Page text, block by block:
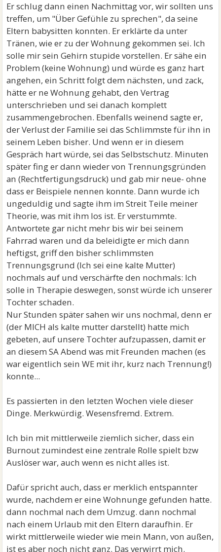
Er schlug dann einen Nachmittag vor, wir sollten uns
treffen, um "Über Gefühle zu sprechen", da seine
Eltern babysitten konnten. Er erklärte da unter
Tränen, wie er zu der Wohnung gekommen sei. Ich
solle mir sein Gehirn stupide vorstellen. Er sähe ein
Problem (keine Wohnung) und würde es ganz hart
angehen, ein Schritt folgt dem nächsten, und zack,
hätte er ne Wohnung gehabt, den Vertrag
unterschrieben und sei danach komplett
zusammengebrochen. Ebenfalls weinend sagte er,
der Verlust der Familie sei das Schlimmste für ihn in
seinem Leben bisher. Und wenn er in diesem
Gespräch hart würde, sei das Selbstschutz. Minuten
später fing er dann wieder von Trennungsgründen
an (Rechtfertigungsdruck) und gab mir neue- ohne
dass er Beispiele nennen konnte. Dann wurde ich
ungeduldig und sagte ihm im Streit Teile meiner
Theorie, was mit ihm los ist. Er verstummte.
Antwortete gar nicht mehr bis wir bei seinem
Fahrrad waren und da beleidigte er mich dann
heftigst, griff den bisher schlimmsten
Trennungsgrund (Ich sei eine kalte Mutter)
nochmals auf und verschärfte den nochmals: Ich
solle in Therapie deswegen, sonst würde ich unserer
Tochter schaden.
Nur Stunden später sahen wir uns nochmal, denn er
(der MICH als kalte mutter darstellt) hatte mich
gebeten, auf unsere Tochter aufzupassen, damit er
an diesem SA Abend was mit Freunden machen (es
war eigentlich sein WE mit ihr, kurz nach Trennung!)
konnte...
Es passierten in den letzten Wochen viele dieser
Dinge. Merkwürdig. Wesensfremd. Extrem.
Ich bin mit mittlerweile ziemlich sicher, dass ein
Burnout zumindest eine zentrale Rolle spielt bzw
Auslöser war, auch wenn es nicht alles ist.
Dafür spricht auch, dass er merklich entspannter
wurde, nachdem er eine Wohnunge gefunden hatte.
dann nochmal nach dem Umzug. dann nochmal
nach einem Urlaub mit den Eltern daraufhin. Er
wirkt mittlerweile wieder wie mein Mann, von außen,
ist es aber noch nicht ganz. Das verwirrt mich.